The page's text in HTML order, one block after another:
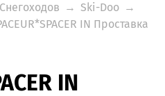
→ Ski-Doo →
IN Проставка
IN